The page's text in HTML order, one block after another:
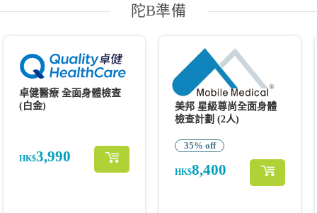
陀B準備
卓健醫療 全面身體檢查
(白金)
HK$3,990
美邦 星級尊尚全面身體
檢查計劃 (2人)
35% off
HK$8,400